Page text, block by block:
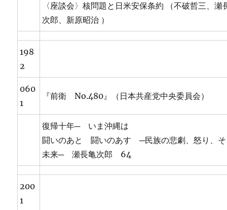
〈座談会〉核問題と日米安保条約 （不破哲三、瀬
次郎、新原昭治 ）
198
2
060
1
『前衛 No.480』（日本共産党中央委員会）
復帰十年─ いま沖縄は
闘いのあと 闘いのあす ─民族の悲劇、怒り、
未来─ 瀬長亀次郎 64
200
1